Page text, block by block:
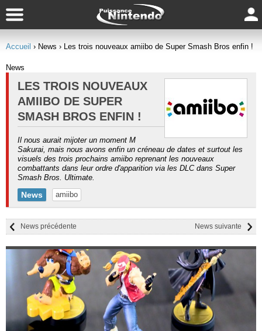
Accueil › News › Les trois nouveaux amiibo de Super Smash Bros enfin !
News
LES TROIS NOUVEAUX
AMIIBO DE SUPER
SMASH BROS ENFIN !
Il nous aurait mijoter un moment M
Sakurai, mais nous avons enfin un créneau de dates et surtout les
visuels des trois prochains amiibo reprenant les nouveaux
combattants dans leur ordre d'apparition via les DLC dans Super
Smash Bros. Ultimate.
News amiibo
News suivante
News précédente